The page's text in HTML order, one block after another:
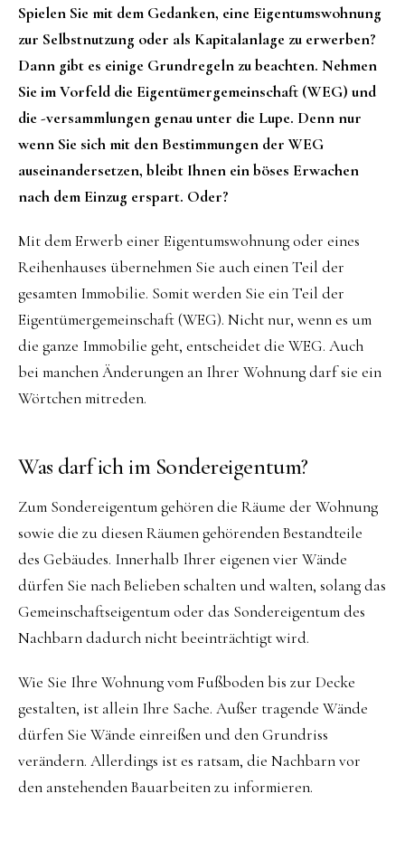
Spielen Sie mit dem Gedanken, eine Eigentumswohnung
zur Selbstnutzung oder als Kapitalanlage zu erwerben?
Dann gibt es einige Grundregeln zu beachten. Nehmen
Sie im Vorfeld die Eigentümergemeinschaft (WEG) und
die -versammlungen genau unter die Lupe. Denn nur
wenn Sie sich mit den Bestimmungen der WEG
auseinandersetzen, bleibt Ihnen ein böses Erwachen
nach dem Einzug erspart. Oder?
Mit dem Erwerb einer Eigentumswohnung oder eines
Reihenhauses übernehmen Sie auch einen Teil der
gesamten Immobilie. Somit werden Sie ein Teil der
Eigentümergemeinschaft (WEG). Nicht nur, wenn es um
die ganze Immobilie geht, entscheidet die WEG. Auch
bei manchen Änderungen an Ihrer Wohnung darf sie ein
Wörtchen mitreden.
Was darf ich im Sondereigentum?
Zum Sondereigentum gehören die Räume der Wohnung
sowie die zu diesen Räumen gehörenden Bestandteile
des Gebäudes. Innerhalb Ihrer eigenen vier Wände
dürfen Sie nach Belieben schalten und walten, solang das
Gemeinschaftseigentum oder das Sondereigentum des
Nachbarn dadurch nicht beeinträchtigt wird.
Wie Sie Ihre Wohnung vom Fußboden bis zur Decke
gestalten, ist allein Ihre Sache. Außer tragende Wände
dürfen Sie Wände einreißen und den Grundriss
verändern. Allerdings ist es ratsam, die Nachbarn vor
den anstehenden Bauarbeiten zu informieren.